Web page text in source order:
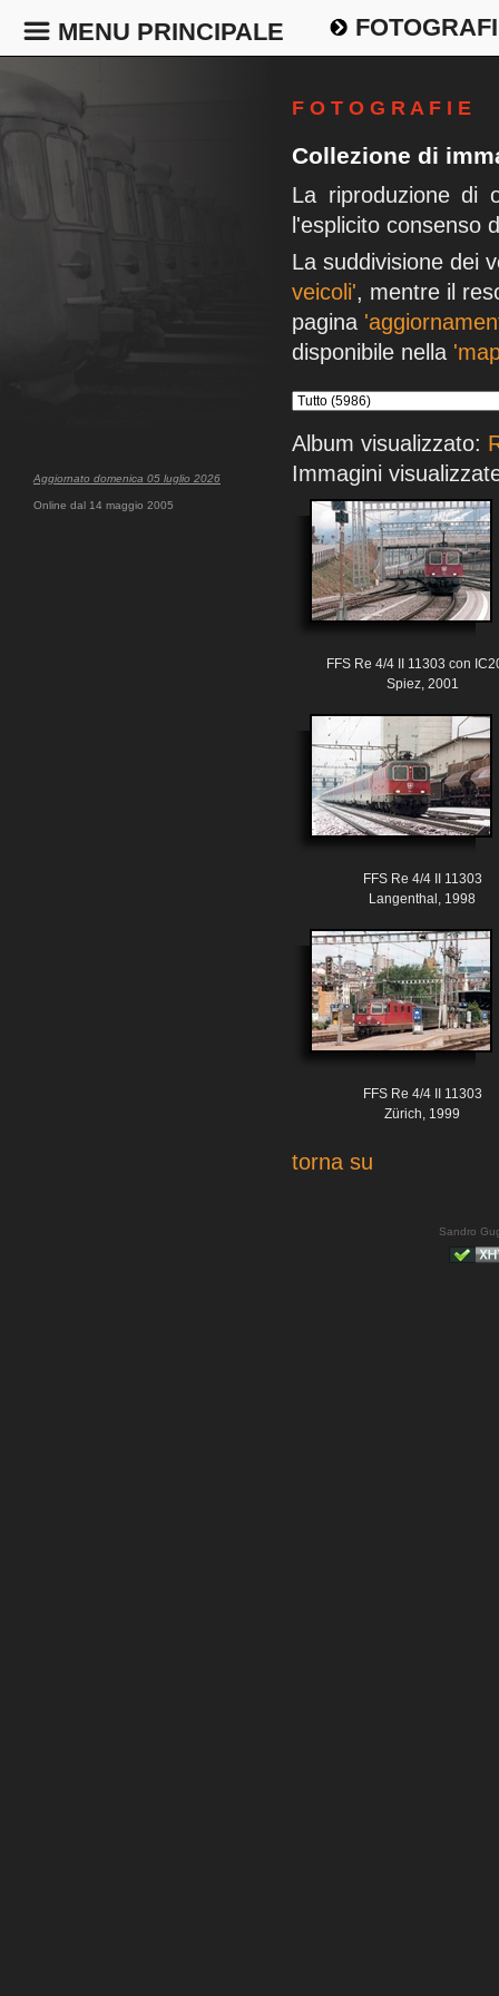
MENU PRINCIPALE
Aggiornato domenica 05 luglio 2026
Online dal 14 maggio 2005
F O T O G R A F I E
Collezione di
La riproduzione di
l'esplicito consenso
La suddivisione dei
veicoli', mentre il
pagina
disponibile nella
Album visualizzato:
Immagini
FFS Re 4/4 II 11303 con
Spiez, 2001
FFS Re 4/4 II 11303
Langenthal, 1998
FFS Re 4/4 II 11303
Zürich, 1999
torna su
Sandro